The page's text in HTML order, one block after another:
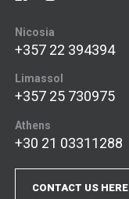
Nicosia
+357 22 394394
Limassol
+357 25 730975
Athens
+30 21 03311288
CONTACT US HERE